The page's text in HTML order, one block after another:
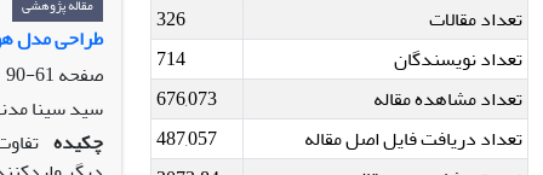
تعداد مقالات
326
تعداد نویسندگان
714
تعداد مشاهده مقاله
676,073
تعداد دریافت فایل اصل مقاله
487,057
دقیق‌تر
فراهم
ارزیابی و
مقاله پژوهشی
طراحی مدل
صفحه61-90
سید سینا
چکیده